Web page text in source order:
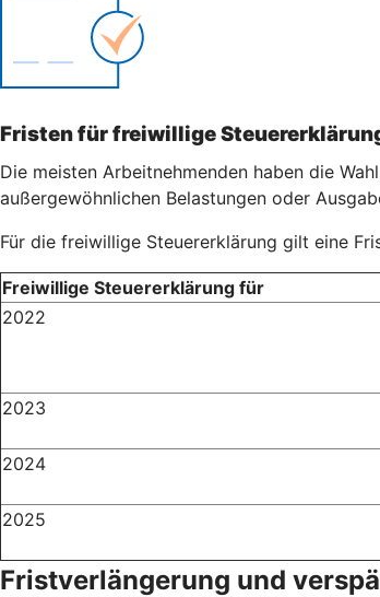
Fristen für freiwillige
Die meisten Arbeitnehmenden haben die
außergewöhnlichen Belastungen oder
Für die freiwillige Steuererklärung gilt eine
Freiwillige Steuererklärung für
2022
2023
2024
2025
Fristverlängerung und